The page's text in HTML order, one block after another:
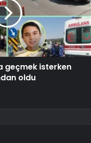
geçmek isterken
oldu